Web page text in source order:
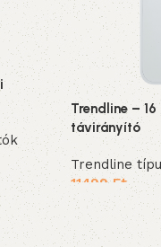
Trendline –
távirányító
Trendline
11499Ft
Kosárba